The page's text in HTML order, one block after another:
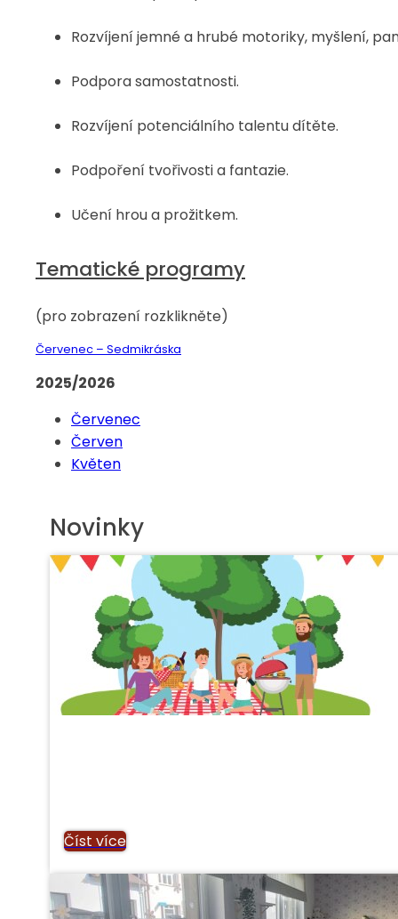
Rozvíjení jemné a hrubé motoriky, myšlení,
Podpora samostatnosti.
Rozvíjení potenciálního talentu dítěte.
Podpoření tvořivosti a fantazie.
Učení hrou a prožitkem.
Tematické programy
(pro zobrazení rozklikněte)
Červenec – Sedmikráska
2025/2026
Červenec
Červen
Květen
Novinky
Číst více